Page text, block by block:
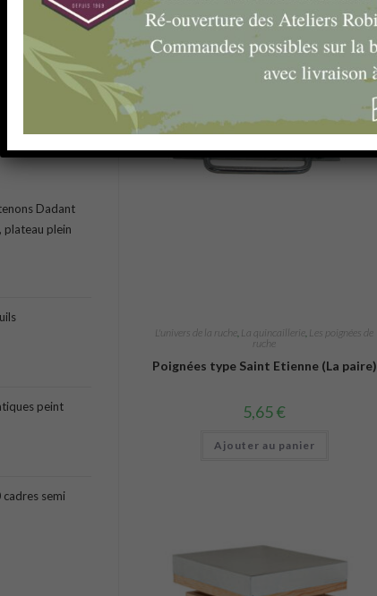
L'univers de la ruche, La quincaillerie, Les poignées de
ruche
Poignées type Saint Etienne (La paire)
5,65€
Ajouter au panier
(2)
naturel (2)
(1)
(1)
(1)
Dadant
plein
peint
semi